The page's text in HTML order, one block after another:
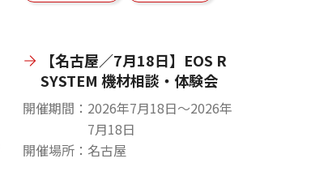
【名古屋／7月18日】EOS R
SYSTEM 機材相談・体験会
開催期間
2026年7月18日〜2026年
7月18日
開催場所
名古屋